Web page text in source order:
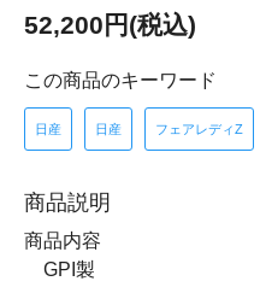
52,200円(税込)
この商品のキーワード
日産 日産 フェアレディZ
商品説明
商品内容
GPI製